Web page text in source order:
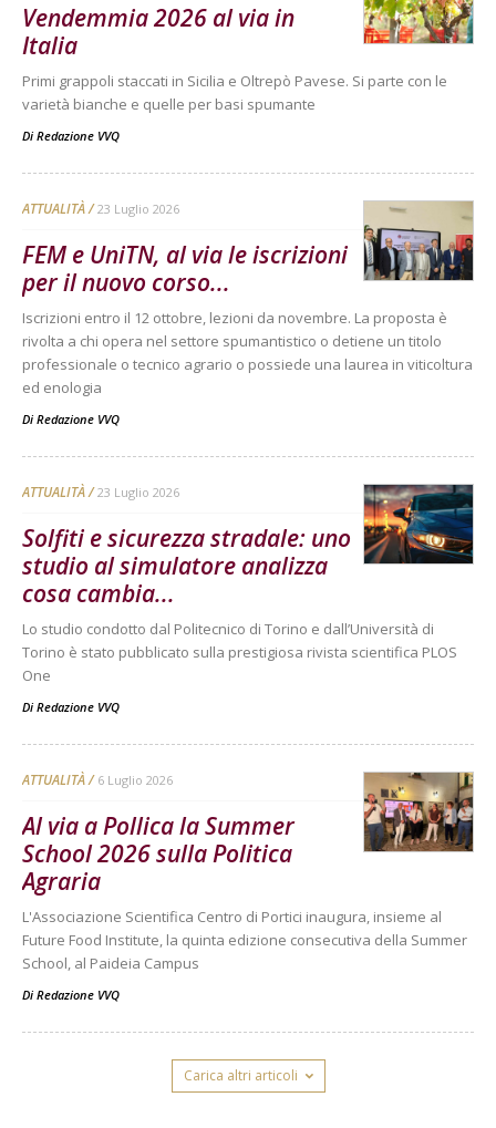
Vendemmia 2026 al via in
Italia
Primi grappoli staccati in Sicilia e Oltrepò Pavese. Si parte con le
varietà bianche e quelle per basi spumante
Di Redazione VVQ
ATTUALITÀ 23 Luglio 2026
FEM e UniTN, al via le iscrizioni
per il nuovo corso...
Iscrizioni entro il 12 ottobre, lezioni da novembre. La proposta è
rivolta a chi opera nel settore spumantistico o detiene un titolo
professionale o tecnico agrario o possiede una laurea in viticoltura
ed enologia
Di Redazione VVQ
ATTUALITÀ 23 Luglio 2026
Solfiti e sicurezza stradale: uno
studio al simulatore analizza
cosa cambia...
Lo studio condotto dal Politecnico di Torino e dall’Università di
Torino è stato pubblicato sulla prestigiosa rivista scientifica PLOS
One
Di Redazione VVQ
ATTUALITÀ 6 Luglio 2026
Al via a Pollica la Summer
School 2026 sulla Politica
Agraria
L'Associazione Scientifica Centro di Portici inaugura, insieme al
Future Food Institute, la quinta edizione consecutiva della Summer
School, al Paideia Campus
Di Redazione VVQ
Carica altri articoli